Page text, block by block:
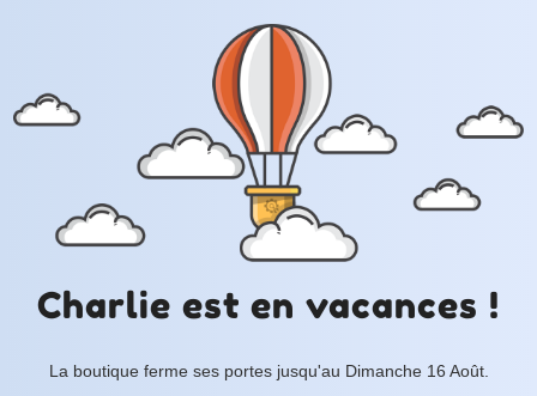
Charlie est en vacances !
La boutique ferme ses portes jusqu'au Dimanche 16 Août.